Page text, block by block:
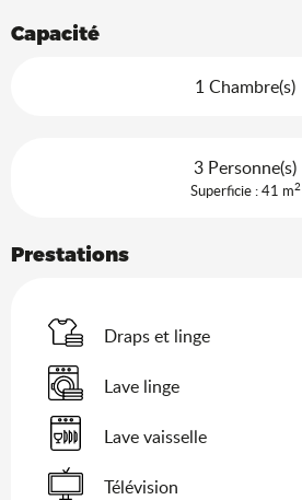
Capacité
1 Chambre(s)
3 Personne(s)
Superficie : 41 m2
Prestations
Draps et linge
Lave linge
Lave vaisselle
Télévision